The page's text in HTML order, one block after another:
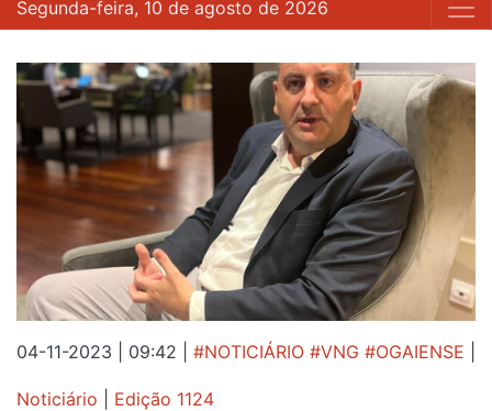
Segunda-feira, 10 de agosto de 2026
04-11-2023 | 09:42 #NOTICIÁRIO #VNG #OGAIENSE
Noticiário Edição 1124